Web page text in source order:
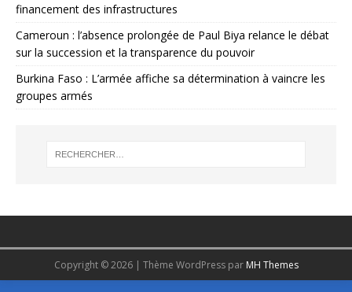
financement des infrastructures
Cameroun : l’absence prolongée de Paul Biya relance le débat
sur la succession et la transparence du pouvoir
Burkina Faso : L’armée affiche sa détermination à vaincre les
groupes armés
Copyright © 2026 | Thème WordPress par MH Themes